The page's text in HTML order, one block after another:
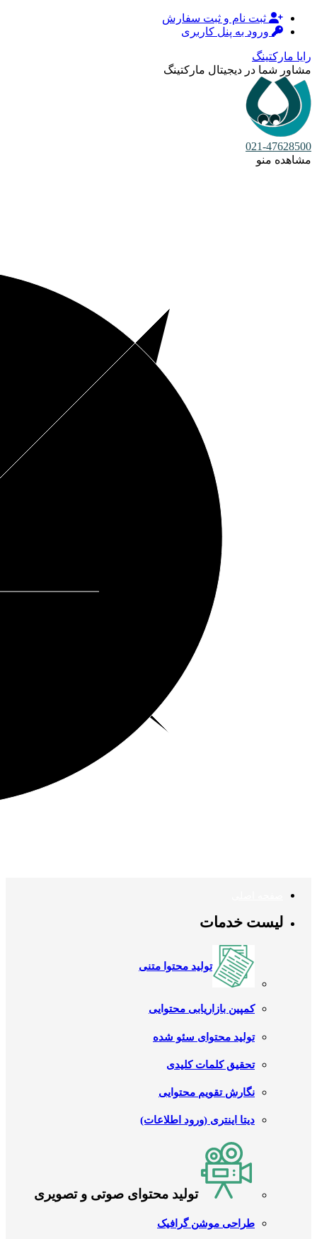
ثبت نام و ثبت سفارش
ورود به پنل کاربری
رایا مارکتینگ
مشاور شما در دیجیتال مارکتینگ
021-47628500
مشاهده منو
لیست خدمات
تولید محتوا متنی
کمپین بازاریابی محتوایی
تولید محتوای سئو شده
تحقیق کلمات کلیدی
نگارش تقویم محتوایی
دیتا اینتری (ورود اطلاعات)
تولید محتوای صوتی و تصویری
طراحی موشن گرافیک